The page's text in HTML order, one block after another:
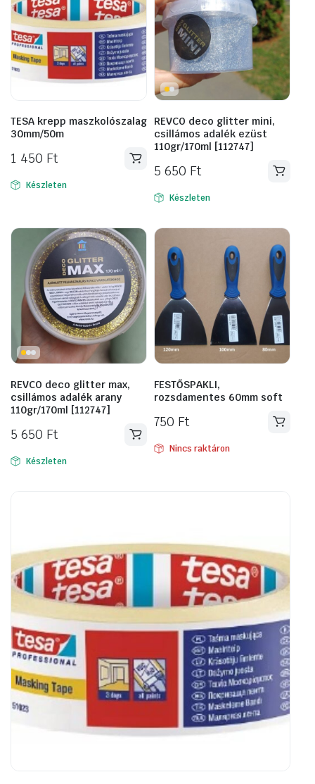
TESA krepp maszkolószalag
30mm/50m
1 450 Ft
Készleten
REVCO deco glitter mini,
csillámos adalék ezüst
110gr/170ml [112747]
5 650 Ft
Készleten
REVCO deco glitter max,
csillámos adalék arany
110gr/170ml [112747]
5 650 Ft
Készleten
FESTŐSPAKLI,
rozsdamentes 60mm soft
750 Ft
Nincs raktáron